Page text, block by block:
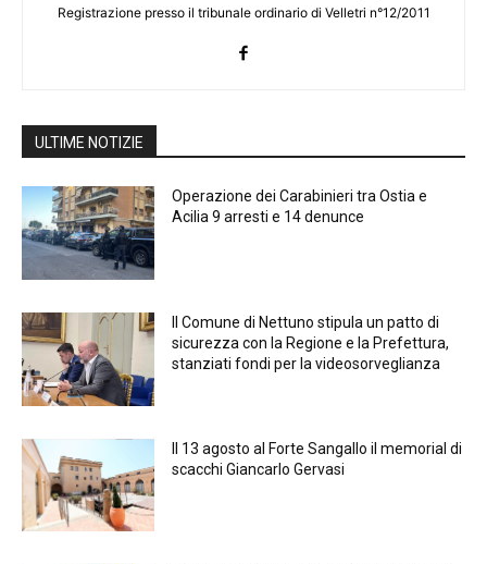
Registrazione presso il tribunale ordinario di Velletri n°12/2011
ULTIME NOTIZIE
Operazione dei Carabinieri tra Ostia e
Acilia 9 arresti e 14 denunce
Il Comune di Nettuno stipula un patto di
sicurezza con la Regione e la Prefettura,
stanziati fondi per la videosorveglianza
Il 13 agosto al Forte Sangallo il memorial di
scacchi Giancarlo Gervasi